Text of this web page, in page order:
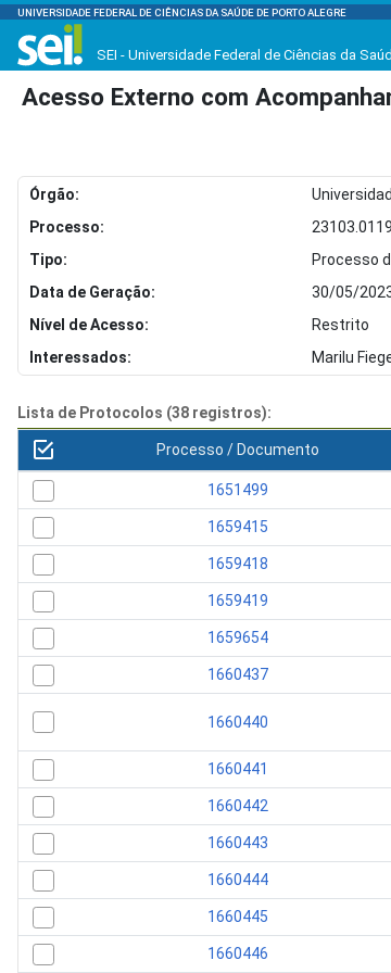
UNIVERSIDADE FEDERAL DE CIÊNCIAS DA SAÚDE DE PORTO ALEGRE
SEI - Universidade Federal de Ciências da
Acesso Externo com
Órgão:
Processo:
Tipo:
Processo
Data de Geração:
30/05/
Nível de Acesso:
Restrito
Interessados:
Marilu
Lista de Protocolos (38 registros):
Processo / Documento
1651499
1659415
1659418
1659419
1659654
1660437
1660440
1660441
1660442
1660443
1660444
1660445
1660446